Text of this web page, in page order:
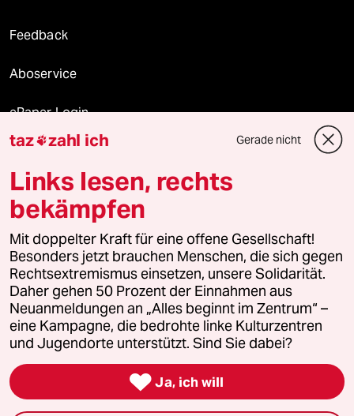
Feedback
Aboservice
ePaper Login
Downloads für Abonnierende
© 2026 taz Verlags und Vertriebs GmbH
Alle Rechte vorbehalten. Bei rechtlichen Fragen oder für Genehmigungen
wenden Sie sich bitte an
lizenzen@taz.de
Feedback Redaktionsstatut Kommune-Richtlinien
Leitlinie Informant Datenschutz Impressum AGB
Seitenwende Einwilligungen widerrufen (Ads)
taz zahl ich Gerade nicht
Links lesen, rechts
bekämpfen
Mit doppelter Kraft für eine offene Gesellschaft!
Besonders jetzt brauchen Menschen, die sich gegen
Rechtsextremismus einsetzen, unsere Solidarität.
Daher gehen 50 Prozent der Einnahmen aus
Neuanmeldungen an „Alles beginnt im Zentrum“ –
eine Kampagne, die bedrohte linke Kulturzentren
und Jugendorte unterstützt. Sind Sie dabei?
 Ja, ich will